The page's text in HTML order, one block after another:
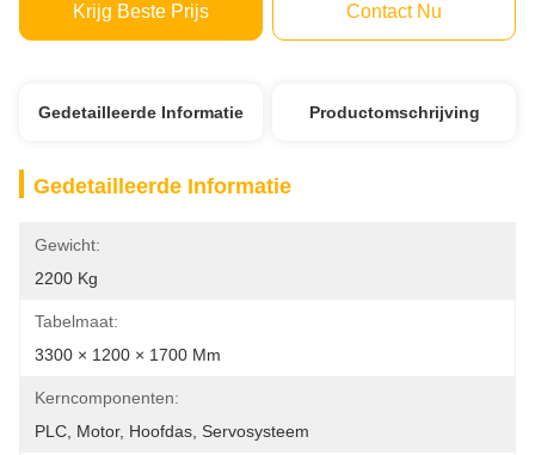
Krijg Beste Prijs Contact Nu
Gedetailleerde Informatie Productomschrijving
Gedetailleerde Informatie
Gewicht:
2200 Kg
Tabelmaat:
3300 × 1200 × 1700 Mm
Kerncomponenten:
PLC, Motor, Hoofdas, Servosysteem